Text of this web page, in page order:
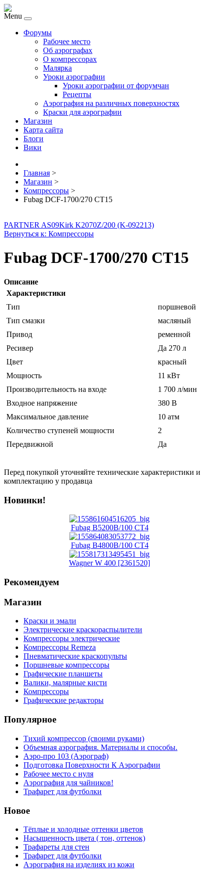
Menu
Форумы
Рабочее место
Об аэрографах
О компрессорах
Малярка
Уроки аэрографии
Уроки аэрографии от форумчан
Рецепты
Аэрография на различных поверхностях
Краски для аэрографии
Магазин
Карта сайта
Блоги
Вики
Главная >
Магазин >
Компрессоры >
Fubag DCF-1700/270 CT15
PARTNER AS09Kirk K2070Z/200 (K-092213)
Вернуться к: Компрессоры
Fubag DCF-1700/270 CT15
Описание
Характеристики
Тип
поршневой
Тип смазки
масляный
Привод
ременной
Ресивер
Да 270 л
Цвет
красный
Мощность
11 кВт
Производительность на входе
1 700 л/мин
Входное напряжение
380 В
Максимальное давление
10 атм
Количество ступеней мощности
2
Передвижной
Да
Перед покупкой уточняйте технические характеристики и
комплектацию у продавца
Новинки!
Fubag B5200B/100 CT4
Fubag B4800B/100 CT4
Wagner W 400 [2361520]
Рекомендуем
Магазин
Краски и эмали
Электрические краскораспылители
Компрессоры электрические
Компрессоры Remeza
Пневматические краскопульты
Поршневые компрессоры
Графические планшеты
Валики, малярные кисти
Компрессоры
Графические редакторы
Популярное
Тихий компрессор (своими руками)
Объемная аэрография. Материалы и способы.
Аэро-про 103 (Аэрограф)
Подготовка Поверхности К Аэрографии
Рабочее место с нуля
Аэрография для чайников!
Трафарет для футболки
Новое
Тёплые и холодные оттенки цветов
Насыщенность цвета ( тон, оттенок)
Трафареты для стен
Трафарет для футболки
Аэрография на изделиях из кожи